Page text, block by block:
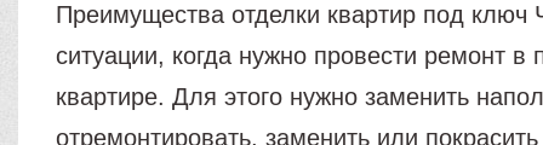
Преимущества отделки квартир под ключ
ситуации, когда нужно провести ремонт
квартире. Для этого нужно заменить
отремонтировать, заменить или